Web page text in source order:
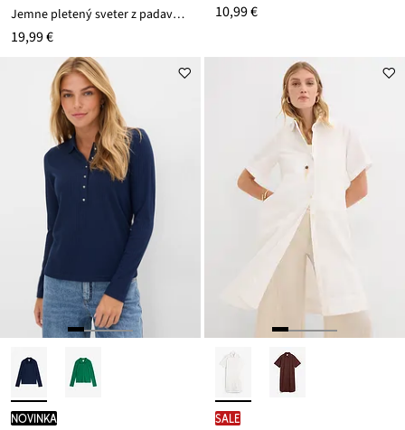
Jemne pletený sveter z padavého viskózového mixu
19,99 €
10,99 €
novinka SALE